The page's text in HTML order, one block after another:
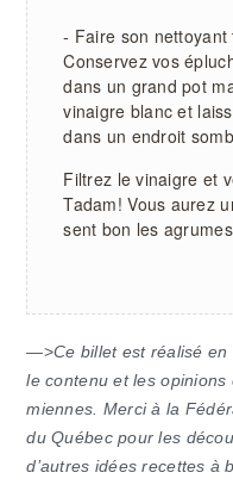
- Faire son
Conservez vos
dans un grand pot
vinaigre blanc et
dans un endroit
Filtrez le vinaigre et
Tadam! Vous aurez
sent bon les
—>Ce billet est réalisé
le contenu et les
miennes. Merci à la
du Québec pour les
d’autres idées recettes à